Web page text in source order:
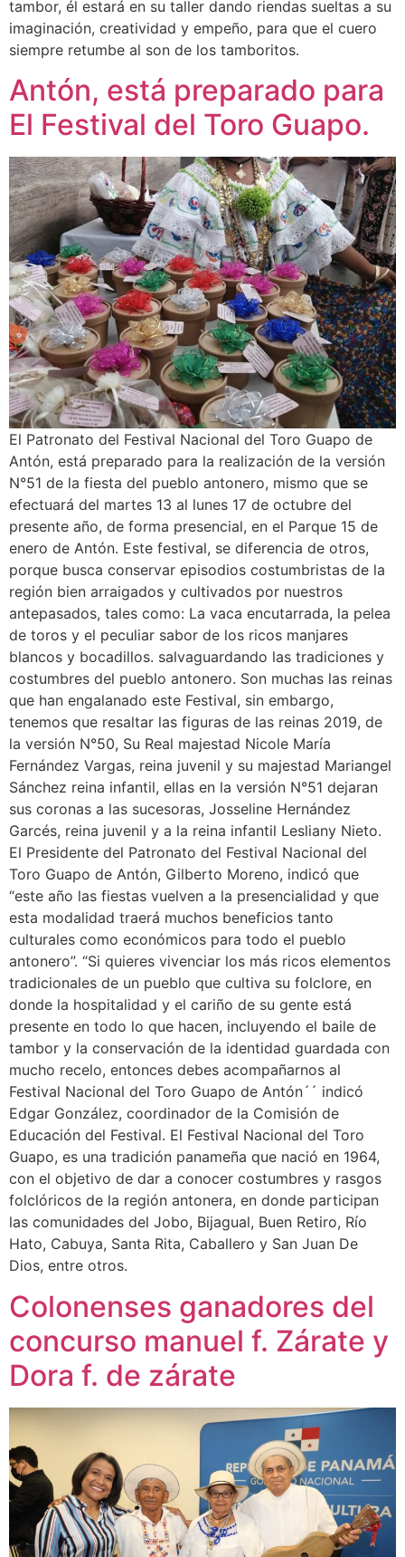
tambor, él estará en su taller dando riendas sueltas a su
imaginación, creatividad y empeño, para que el cuero
siempre retumbe al son de los tamboritos.
Antón, está preparado para
El Festival del Toro Guapo.
El Patronato del Festival Nacional del Toro Guapo de
Antón, está preparado para la realización de la versión
N°51 de la fiesta del pueblo antonero, mismo que se
efectuará del martes 13 al lunes 17 de octubre del
presente año, de forma presencial, en el Parque 15 de
enero de Antón. Este festival, se diferencia de otros,
porque busca conservar episodios costumbristas de la
región bien arraigados y cultivados por nuestros
antepasados, tales como: La vaca encutarrada, la pelea
de toros y el peculiar sabor de los ricos manjares
blancos y bocadillos. salvaguardando las tradiciones y
costumbres del pueblo antonero. Son muchas las reinas
que han engalanado este Festival, sin embargo,
tenemos que resaltar las figuras de las reinas 2019, de
la versión N°50, Su Real majestad Nicole María
Fernández Vargas, reina juvenil y su majestad Mariangel
Sánchez reina infantil, ellas en la versión N°51 dejaran
sus coronas a las sucesoras, Josseline Hernández
Garcés, reina juvenil y a la reina infantil Lesliany Nieto.
El Presidente del Patronato del Festival Nacional del
Toro Guapo de Antón, Gilberto Moreno, indicó que
“este año las fiestas vuelven a la presencialidad y que
esta modalidad traerá muchos beneficios tanto
culturales como económicos para todo el pueblo
antonero”. “Si quieres vivenciar los más ricos elementos
tradicionales de un pueblo que cultiva su folclore, en
donde la hospitalidad y el cariño de su gente está
presente en todo lo que hacen, incluyendo el baile de
tambor y la conservación de la identidad guardada con
mucho recelo, entonces debes acompañarnos al
Festival Nacional del Toro Guapo de Antón´´ indicó
Edgar González, coordinador de la Comisión de
Educación del Festival. El Festival Nacional del Toro
Guapo, es una tradición panameña que nació en 1964,
con el objetivo de dar a conocer costumbres y rasgos
folclóricos de la región antonera, en donde participan
las comunidades del Jobo, Bijagual, Buen Retiro, Río
Hato, Cabuya, Santa Rita, Caballero y San Juan De
Dios, entre otros.
Colonenses ganadores del
concurso manuel f. Zárate y
Dora f. de zárate